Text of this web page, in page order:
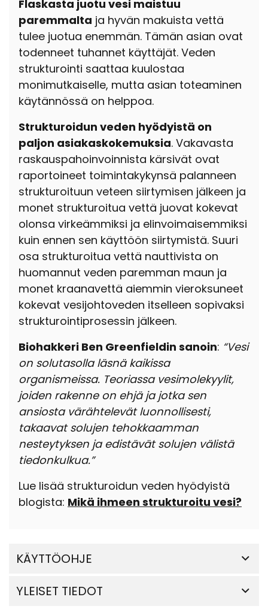
Flaskasta juotu vesi maistuu
paremmalta ja hyvän makuista vettä
tulee juotua enemmän. Tämän asian ovat
todenneet tuhannet käyttäjät. Veden
strukturointi saattaa kuulostaa
monimutkaiselle, mutta asian toteaminen
käytännössä on helppoa.
Strukturoidun veden hyödyistä on
paljon asiakaskokemuksia. Vakavasta
raskauspahoinvoinnista kärsivät ovat
raportoineet toimintakykynsä palanneen
strukturoituun veteen siirtymisen jälkeen ja
monet strukturoitua vettä juovat kokevat
olonsa virkeämmiksi ja elinvoimaisemmiksi
kuin ennen sen käyttöön siirtymistä. Suuri
osa strukturoitua vettä nauttivista on
huomannut veden paremman maun ja
monet kraanavettä aiemmin vieroksuneet
kokevat vesijohtoveden itselleen sopivaksi
strukturointiprosessin jälkeen.
Biohakkeri Ben Greenfieldin sanoin: “Vesi
on solutasolla läsnä kaikissa
organismeissa. Teoriassa vesimolekyylit,
joiden rakenne on ehjä ja jotka sen
ansiosta värähtelevät luonnollisesti,
takaavat solujen tehokkaamman
nesteytyksen ja edistävät solujen välistä
tiedonkulkua.”
Lue lisää strukturoidun veden hyödyistä
blogista: Mikä ihmeen strukturoitu vesi?
KÄYTTÖOHJE
YLEISET TIEDOT